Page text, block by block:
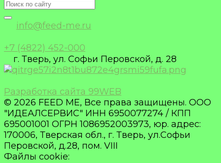
info@feed-me.ru
+7 (4822) 452-000
г. Тверь, ул. Софьи Перовской, д. 28
Разработка сайта 99WEB
© 2026 FEED ME, Все права защищены. ООО
"ИДЕАЛСЕРВИС" ИНН 6950077274 / КПП
695001001 ОГРН 1086952003973, юр. адрес:
170006, Тверская обл., г. Тверь, ул.Софьи
Перовской, д.28, пом. VIII
Файлы cookie: